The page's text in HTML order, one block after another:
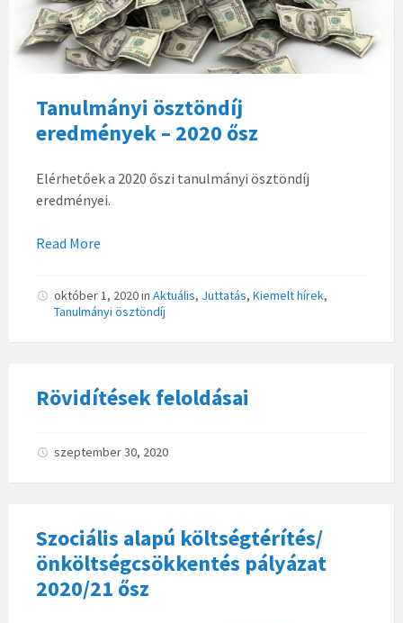
Tanulmányi ösztöndíj
eredmények – 2020 ősz
Elérhetőek a 2020 őszi tanulmányi ösztöndíj
eredményei.
Read More
október 1, 2020in Aktuális, Juttatás, Kiemelt hírek,
Tanulmányi ösztöndíj
Rövidítések feloldásai
szeptember 30, 2020
Szociális alapú költségtérítés/
önköltségcsökkentés pályázat
2020/21 ősz